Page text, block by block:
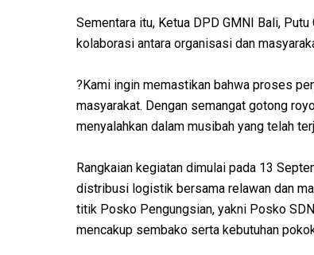
Sementara itu, Ketua DPD GMNI Bali,
kolaborasi antara organisasi dan
?Kami ingin memastikan bahwa proses
masyarakat. Dengan semangat gotong
menyalahkan dalam musibah yang telah
Rangkaian kegiatan dimulai pada 13
distribusi logistik bersama relawan dan
titik Posko Pengungsian, yakni Posko
mencakup sembako serta kebutuhan